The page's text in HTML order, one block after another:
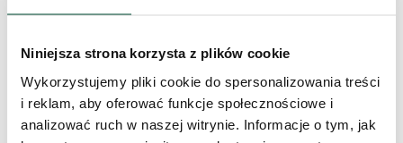
Niniejsza strona korzysta z plików cookie
Wykorzystujemy pliki cookie do spersonalizowania treści
i reklam, aby oferować funkcje społecznościowe i
analizować ruch w naszej witrynie. Informacje o tym, jak
Zapytaj o to
mieszkanie
Skorzystaj z formularza i przekaż naszym doradcom prośbę o
kontakt w sprawie tego mieszkania.